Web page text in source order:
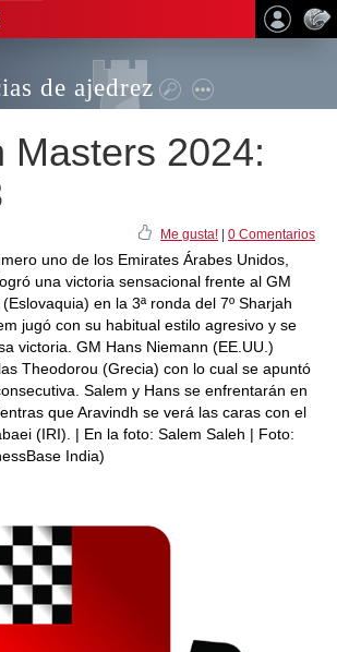
de ajedrez
Masters 2024:
Me gusta! 0 Comentarios
uno de los Emirates Árabes Unidos,
una victoria sensacional frente al GM
en la 3ª ronda del 7º Sharjah
jugó con su habitual estilo agresivo y se
victoria. GM Hans Niemann (EE.UU.)
Theodorou (Grecia) con lo cual se apuntó
Salem y Hans se enfrentarán en
que Aravindh se verá las caras con el
(IRI). | En la foto: Salem Saleh | Foto:
India)